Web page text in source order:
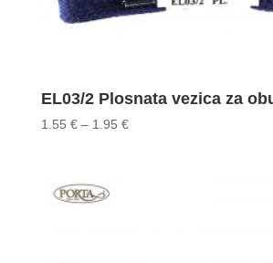
EL03/2 Plosnata vezica za
1.55 € – 1.95 €Price